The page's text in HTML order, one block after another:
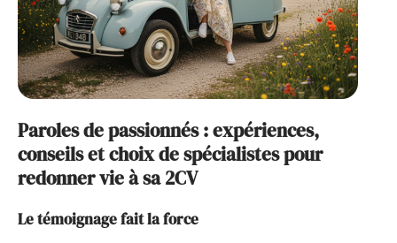
Paroles de passionnés : expériences,
conseils et choix de spécialistes pour
redonner vie à sa 2CV
Le témoignage fait la force